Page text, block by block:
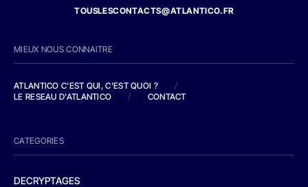
TOUSLESCONTACTS@ATLANTICO.FR
MIEUX NOUS CONNAITRE
ATLANTICO C'EST QUI, C'EST QUOI ?
/
LE RESEAU D'ATLANTICO
/ CONTACT
CATEGORIES
DECRYPTAGES